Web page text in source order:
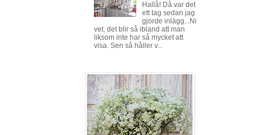
Hallå! Då var det
ett tag sedan jag
gjorde inlägg...Ni
vet, det blir så ibland att man
liksom inte har så mycket att
visa. Sen så håller v...